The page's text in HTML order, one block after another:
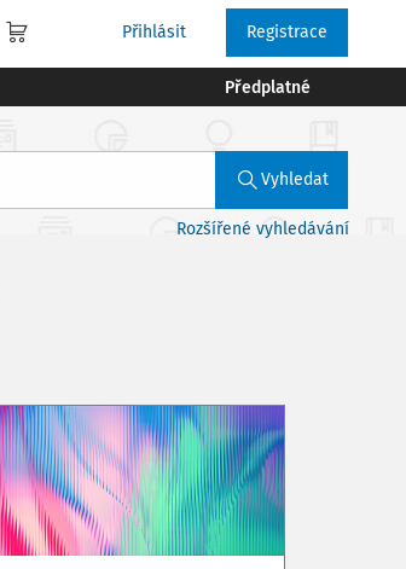
Přihlásit Registrace
Předplatné
Vyhledat
Rozšířené vyhledávání